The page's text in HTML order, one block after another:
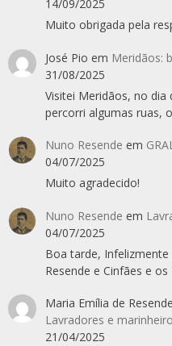
14/09/2025
Muito obrigada pela
José Pio em Meridãos:
31/08/2025
Visitei Meridãos, no
percorri algumas ruas,
Nuno Resende em
04/07/2025
Muito agradecido!
Nuno Resende em
04/07/2025
Boa tarde,
Resende e Cinfães e
Maria Emília de
Lavradores e
21/04/2025